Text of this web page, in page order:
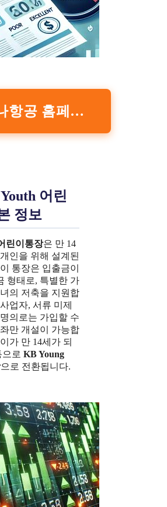
아시아나항공 홈페이지
어린
정보
린이통장은 만 14
인을 위해 설계된
통장은 입출금이
형태로, 특별한 가
의 저축을 지원합
업자, 서류 미제
의로는 가입할 수
만 개설이 가능합
가 만 14세가 되
로 KB Young
으로 전환됩니다.